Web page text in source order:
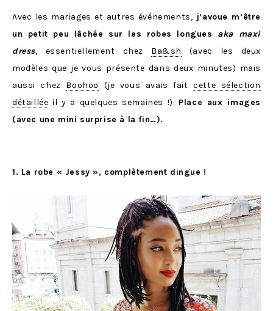
Avec les mariages et autres événements, j’avoue m’être
un petit peu lâchée sur les robes longues aka maxi
dress, essentiellement chez Ba&sh
(avec les deux
modèles que je vous présente dans deux minutes) mais
aussi chez Boohoo (je vous avais faitcette sélection
détaillée il y a quelques semaines !). Place aux images
(avec une mini surprise à la fin…).
1. La robe « Jessy », complètement dingue !